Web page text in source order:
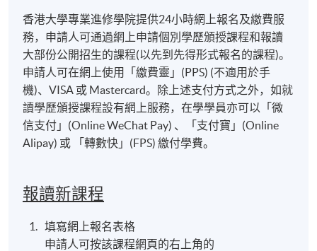
香港大學專業進修學院提供24小時網上報名及繳費服
務，申請人可通過網上申請個別學歷頒授課程和報讀
大部份公開招生的課程(以先到先得形式報名的課程)。
申請人可在網上使用「繳費靈」(PPS) (不適用於手
機)、VISA 或 Mastercard。除上述支付方式之外，如就
讀學歷頒授課程設有網上服務，在學學員亦可以「微
信支付」(Online WeChat Pay) 、「支付寶」(Online
Alipay) 或 「轉數快」(FPS) 繳付學費。
報讀新課程
填寫網上報名表格
申請人可按該課程網頁的右上角的